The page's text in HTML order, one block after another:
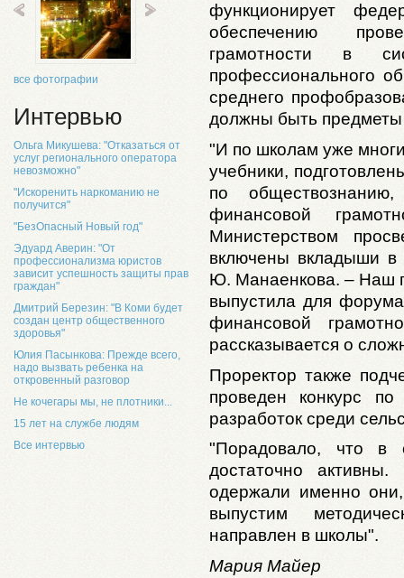
все фотографии
Интервью
Ольга Микушева: "Отказаться от
услуг регионального оператора
невозможно"
"Искоренить наркоманию не
получится"
"БезОпасный Новый год"
Эдуард Аверин: "От
профессионализма юристов
зависит успешность защиты прав
граждан"
Дмитрий Березин: "В Коми будет
создан центр общественного
здоровья"
Юлия Пасынкова: Прежде всего,
надо вызвать ребенка на
откровенный разговор
Не кочегары мы, не плотники...
15 лет на службе людям
Все интервью
функционирует
обеспечению
грамотности в
профессионального
среднего
должны быть
"И по школам уже
учебники,
по
финансовой
Министерством
включены вкладыши
Ю. Манаенкова. – Наш
выпустила для
финансовой
рассказывается о
Проректор также
проведен конкурс
разработок среди
"Порадовало, что в
достаточно
одержали именно
выпустим
направлен в школы".
Мария Майер